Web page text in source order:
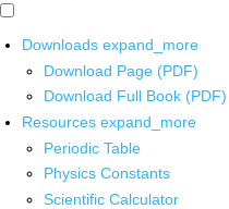
Downloads expand_more
Download Page (PDF)
Download Full Book (PDF)
Resources expand_more
Periodic Table
Physics Constants
Scientific Calculator